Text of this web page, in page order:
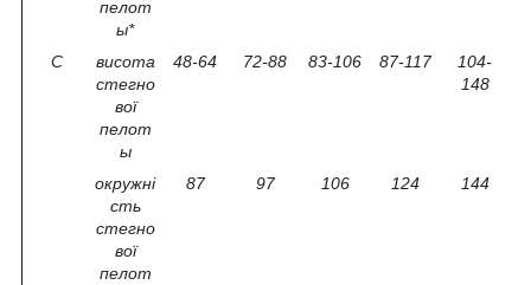
пелот
ы*
C
висота
стегно
вої
пелот
ы
48-64 72-88 83-106 87-117
104-
148
окружні
сть
стегно
вої
пелот
87 97 106 124 144